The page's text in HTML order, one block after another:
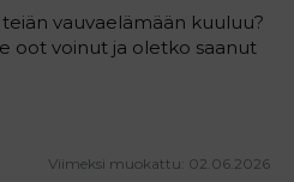
teiän vauvaelämään kuuluu?
oot voinut ja oletko saanut
Viimeksi muokattu: 02.06.2026